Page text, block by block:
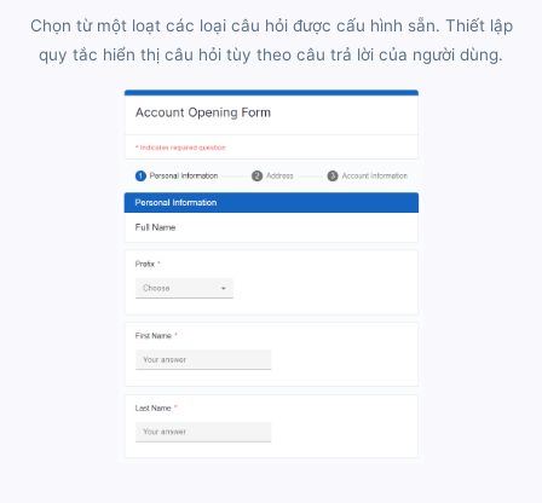
Chọn từ một loạt các loại câu hỏi được cấu hình sẵn. Thiết lập
quy tắc hiển thị câu hỏi tùy theo câu trả lời của người dùng.